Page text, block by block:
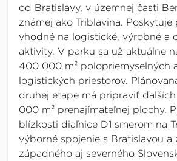
od Bratislavy, v územnej časti
známej ako Triblavina. Poskytuje
vhodné na logistické, výrobné a
aktivity. V parku sa už aktuálne
400 000 m² polopriemyselných
logistických priestorov.
druhej etape má pripraviť
000 m² prenajímateľnej plochy.
blízkosti diaľnice D1 smerom na
výborné spojenie s Bratislavou a
západného aj severného